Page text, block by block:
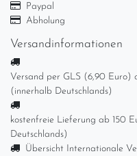
Paypal
Abholung
Versandinformationen
Versand per GLS (6,90 Euro)
(innerhalb Deutschlands)
kostenfreie Lieferung ab 150
Deutschlands)
Übersicht Internationale